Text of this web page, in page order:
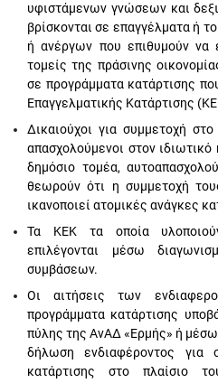
υφιστάμενων γνώσεων και
βρίσκονται σε επαγγέλματα ή
ή ανέργων που επιθυμούν να
τομείς της πράσινης
σε προγράμματα κατάρτισης
Επαγγελματικής Κατάρτισης
Δικαιούχοι για συμμετοχή
απασχολούμενοι στον
δημόσιο τομέα,
θεωρούν ότι η συμμετοχή
ικανοποιεί ατομικές ανάγκες
Τα ΚΕΚ τα οποία
επιλέγονται μέσω
συμβάσεων.
Οι αιτήσεις των
προγράμματα κατάρτισης
πύλης της ΑνΑΔ «Ερμής» ή
δήλωση ενδιαφέροντος για
κατάρτισης στο πλαίσιο